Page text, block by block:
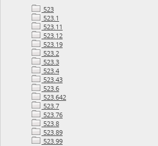
523
523.1
523.11
523.12
523.19
523.2
523.3
523.4
523.43
523.6
523.642
523.7
523.76
523.8
523.89
523.99